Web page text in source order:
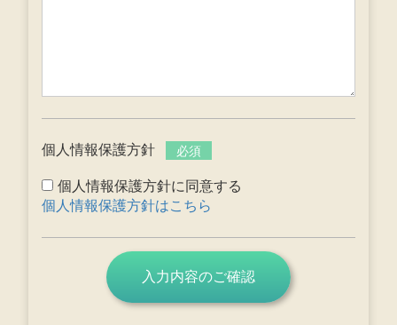
個人情報保護方針 必須
個人情報保護方針に同意する
個人情報保護方針はこちら